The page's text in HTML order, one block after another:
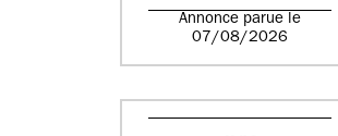
Annonce parue le
07/08/2026